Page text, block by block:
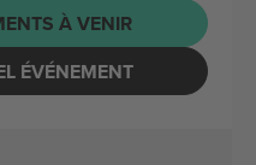
À VENIR
ÉVÉNEMENT